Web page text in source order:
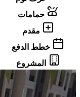
حمامات
مقدم
خطط الدفع
المشروع